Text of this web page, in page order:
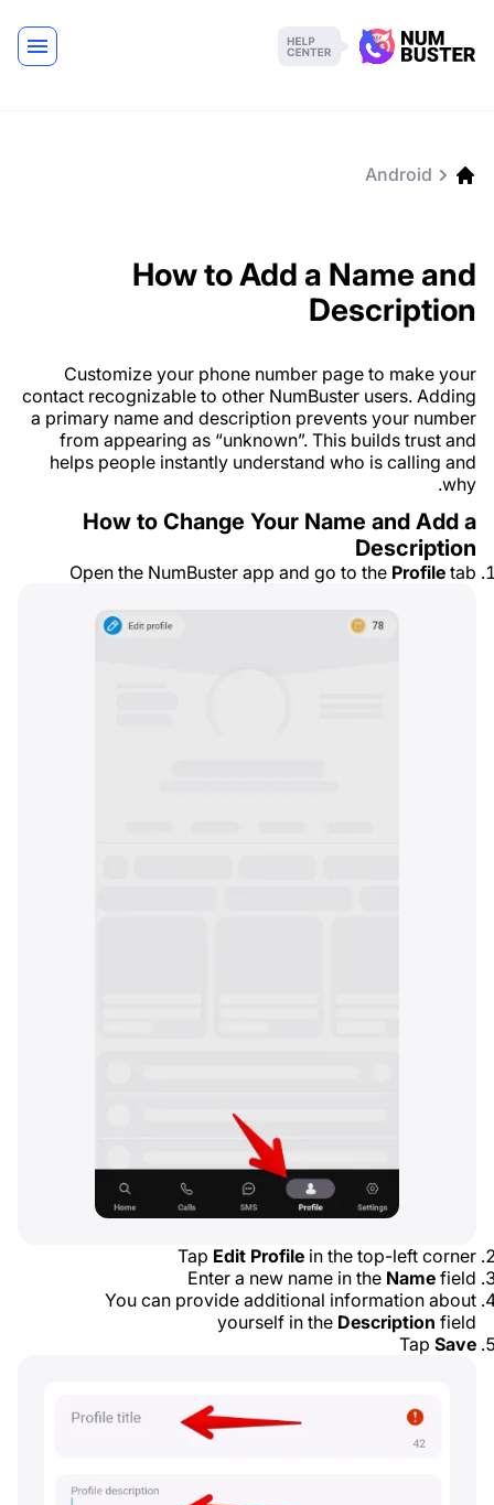
Android
How to Add a Name and
Description
Customize your phone number page to make your
contact recognizable to other NumBuster users. Adding
a primary name and description prevents your number
from appearing as “unknown”. This builds trust and
helps people instantly understand who is calling and
why.
How to Change Your Name and Add a
Description
Open the NumBuster app and go to the Profile tab
Tap Edit Profile in the top-left corner
Enter a new name in the Name field
You can provide additional information about
yourself in the Description field
Tap Save